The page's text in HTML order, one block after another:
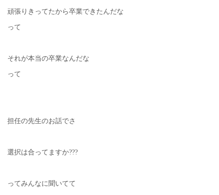
頑張りきってたから卒業できたんだな
って
それが本当の卒業なんだな
って
担任の先生のお話でさ
選択は合ってますか???
ってみんなに聞いてて